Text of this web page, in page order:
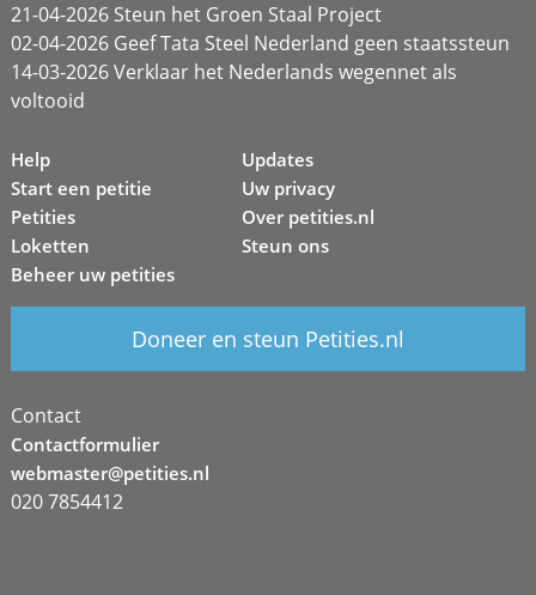
21-04-2026 Steun het Groen Staal Project
02-04-2026 Geef Tata Steel Nederland geen staatssteun
14-03-2026 Verklaar het Nederlands wegennet als
voltooid
Help
Start een petitie
Petities
Loketten
Beheer uw petities
Updates
Uw privacy
Over petities.nl
Steun ons
Doneer en steun Petities.nl
Contact
Contactformulier
webmaster@petities.nl
020 7854412